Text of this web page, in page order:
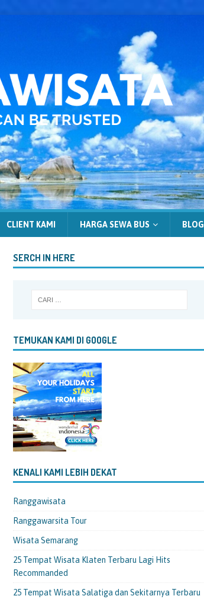
CLIENT KAMI HARGA SEWA BUS BLOG
SERCH IN HERE
TEMUKAN KAMI DI GOOGLE
KENALI KAMI LEBIH DEKAT
Ranggawisata
Ranggawarsita Tour
Wisata Semarang
25 Tempat Wisata Klaten Terbaru Lagi Hits
Recommanded
25 Tempat Wisata Salatiga dan Sekitarnya Terbaru